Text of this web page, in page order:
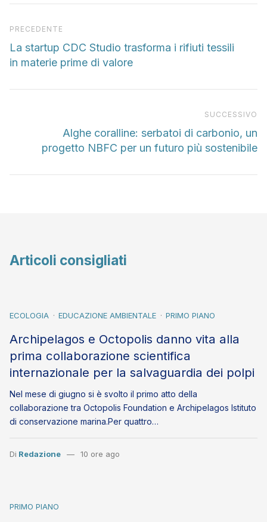
Articolo precedente
PRECEDENTE
La startup CDC Studio trasforma i rifiuti tessili
in materie prime di valore
SUCCESSIVO
Alghe coralline: serbatoi di carbonio, un
progetto NBFC per un futuro più sostenibile
Articoli consigliati
ECOLOGIA EDUCAZIONE AMBIENTALE PRIMO PIANO
Archipelagos e Octopolis danno vita alla
prima collaborazione scientifica
internazionale per la salvaguardia dei polpi
Nel mese di giugno si è svolto il primo atto della
collaborazione tra Octopolis Foundation e Archipelagos Istituto
di conservazione marina.Per quattro…
Di Redazione 10 ore ago
PRIMO PIANO